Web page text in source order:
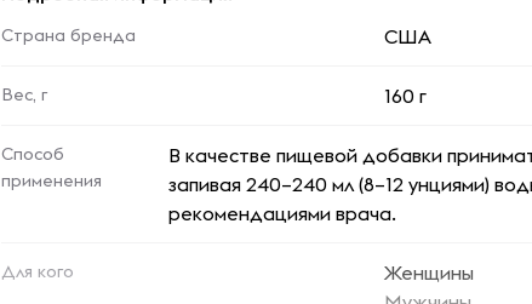
Страна бренда США
Вес, г 160 г
Способ
применения
В качестве пищевой добавки
запивая 240–240 мл (8–12 унциями)
рекомендациями врача.
Для кого
Женщины